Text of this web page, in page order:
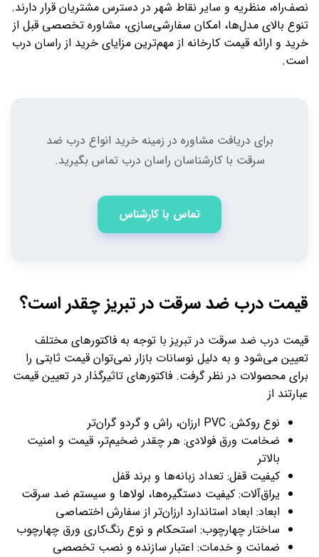
نصف‌راه، منظریه و سایر نقاط شهر در دسترس مشتریان قرار دارند.
تنوع بالای مدل‌ها، امکان سفارشی‌سازی، مشاوره تخصصی قبل از
خرید و ارائه قیمت کارخانه از مهم‌ترین مزایای خرید از راسان درب
است.
برای دریافت مشاوره در زمینه خرید انواع درب ضد
سرقت با کارشناسان راسان درب تماس بگیرید.
تماس با کارشناس
قیمت درب ضد سرقت در تبریز چقدر است؟
قیمت درب ضد سرقت در تبریز با توجه به فاکتورهای مختلف
تعیین می‌شود و به دلیل نوسانات بازار نمی‌توان قیمت ثابتی را
برای محصولات در نظر گرفت. فاکتورهای تاثیرگذار در تعیین قیمت
عبارتند از
نوع روکش: PVC ارزان، راش و گردو گران‌تر
ضخامت ورق فولادی: هر چقدر ضخیم‌تر، قیمت و امنیت
بالاتر
کیفیت قفل: تعداد زبانه‌ها و برند قفل
یراق‌آلات: کیفیت دستگیره‌ها، لولاها و سیستم ضد سرقت
ابعاد: ابعاد استاندارد ارزان‌تر از سفارش اختصاصی
ساختار چهارچوب: استحکام و نوع رنگ‌کاری ورق چهارچوب
ضمانت و خدمات: اعتبار سازنده و نصب تخصصی